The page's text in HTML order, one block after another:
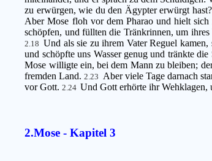
zu erwürgen, wie du den Ägypter erwürgt
Aber Mose floh vor dem Pharao und hielt
schöpfen, und füllten die Tränkrinnen, um ihres
2.18 Und als sie zu ihrem Vater Reguel
und schöpfte uns Wasser genug und tränkte die
Mose willigte ein, bei dem Mann zu bleiben;
fremden Land.2.23 Aber viele Tage darnach
vor Gott.2.24 Und Gott erhörte ihr Wehklagen,
2.Mose - Kapitel 3